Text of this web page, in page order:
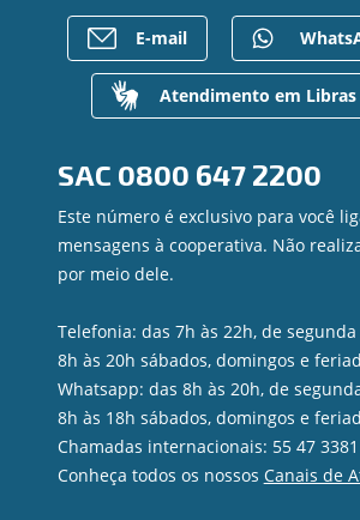
Mapa do site
Gerenciar Cookies
Previdência
Para empresas
Caixa Eletrônico
Regularização de dívidas
Valores a Receber
Contato
Ouvidoria
E-mail
Atendimento em Libras
SAC 0800 647 2200
Este número é exclusivo para você
mensagens à cooperativa. Não
por meio dele.
Telefonia: das 7h às 22h, de
8h às 20h sábados, domingos e
Whatsapp: das 8h às 20h, de
8h às 18h sábados, domingos e
Chamadas internacionais: 55 47
Conheça todos os nossos Canais de